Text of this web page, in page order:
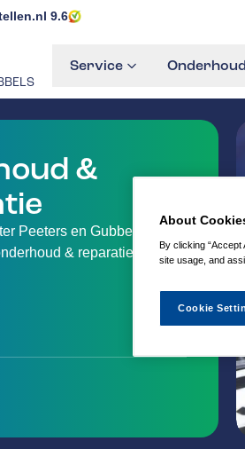
9.6
Service
&
Peeters en Gubbels kunt u
& reparatie
About
By clicking
site usage, and
Cookie